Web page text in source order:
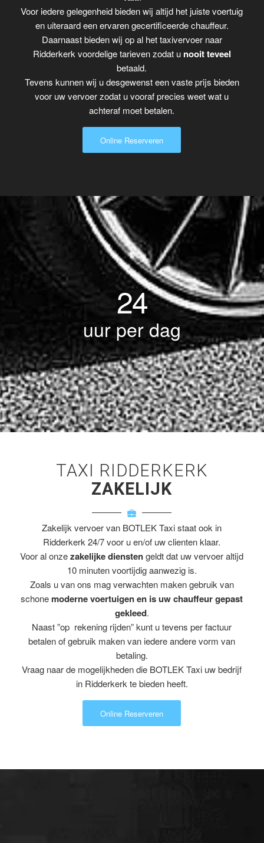
Voor iedere gelegenheid bieden wij altijd het juiste voertuig
en uiteraard een ervaren gecertificeerde chauffeur.
Daarnaast bieden wij op al het taxivervoer naar
Ridderkerk voordelige tarieven zodat u nooit teveel
betaald.
Tevens kunnen wij u desgewenst een vaste prijs bieden
voor uw vervoer zodat u vooraf precies weet wat u
achteraf moet betalen.
Online Reserveren
24
uur per dag
TAXI RIDDERKERK
ZAKELIJK
Zakelijk vervoer van BOTLEK Taxi staat ook in
Ridderkerk 24/7 voor u en/of uw clienten klaar.
Voor al onzezakelijke dienstengeldt dat uw vervoer altijd
10 minuten voortijdig aanwezig is.
Zoals u van ons mag verwachten maken gebruik van
schone moderne voertuigen en is uw chauffeur gepast
gekleed.
Naast ”op rekening rijden” kunt u tevens per factuur
betalen of gebruik maken van iedere andere vorm van
betaling.
Vraag naar de mogelijkheden die BOTLEK Taxi uw bedrijf
in Ridderkerk te bieden heeft.
Online Reserveren